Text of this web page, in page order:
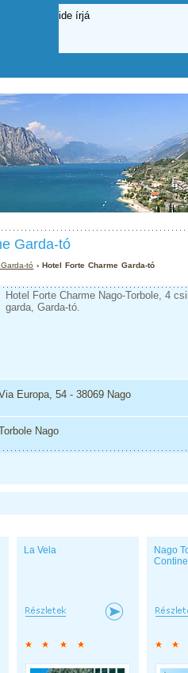
Garda-tó
tó › Hotel Forte Charme Garda-tó
Hotel Forte Charme Nago-Torbole, 4
garda, Garda-tó.
Europa, 54 - 38069 Nago
Nago
La Vela
Nago